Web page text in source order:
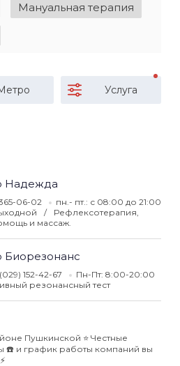
Мануальная терапия
Услуга
Надежда
06-02
пн.- пт.: с 08:00 до 21:00
Рефлексотерапия,
и массаж.
Биорезонанс
152-42-67
Пн-Пт: 8:00-20:00
резонансный тест
Пушкинской ⭐️ Честные
☎️ и график работы компаний вы